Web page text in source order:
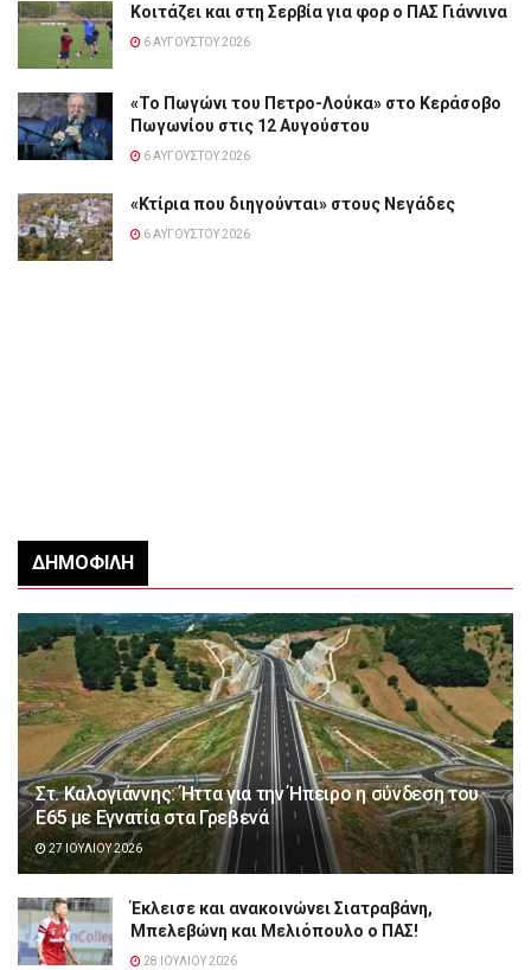
Κοιτάζει και στη Σερβία για φορ ο ΠΑΣ Γιάννινα
6 ΑΥΓΟΎΣΤΟΥ 2026
«Το Πωγώνι του Πετρο-Λούκα» στο Κεράσοβο
Πωγωνίου στις 12 Αυγούστου
6 ΑΥΓΟΎΣΤΟΥ 2026
«Κτίρια που διηγούνται» στους Νεγάδες
6 ΑΥΓΟΎΣΤΟΥ 2026
ΔΗΜΟΦΙΛΉ
Στ. Καλογιάννης: Ήττα για την Ήπειρο η σύνδεση του
Ε65 με Εγνατία στα Γρεβενά
27 ΙΟΥΛΊΟΥ 2026
Έκλεισε και ανακοινώνει Σιατραβάνη,
Μπελεβώνη και Μελιόπουλο ο ΠΑΣ!
28 ΙΟΥΛΊΟΥ 2026